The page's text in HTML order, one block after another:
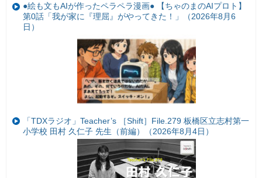
●絵も文もAIが作ったペラペラ漫画● 【ちゃのまのAIプロト】
第0話「我が家に『理屈』がやってきた！」（2026年8月6
日）
「TDXラジオ」Teacher’s ［Shift］File.279 板橋区立志村第一
小学校 田村 久仁子 先生（前編）（2026年8月4日）